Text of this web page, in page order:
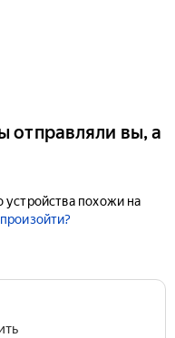
отправляли вы, а
устройства похожи на